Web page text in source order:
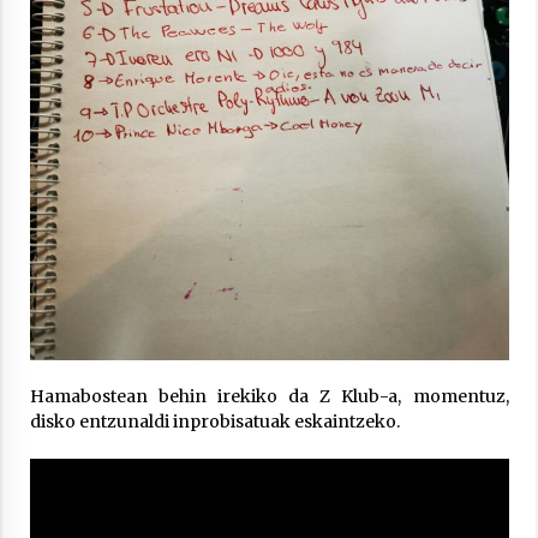
Berria egunkarian elkarrizketa
Arrosaren 20 urteez
Hala Bedi irratiko Hizpidea saioan
2021/07/03
Zebrabidearen denboraldi amaiera
Hamabostean behin irekiko da Z Klub-a, momentuz,
disko entzunaldi inprobisatuak eskaintzeko.